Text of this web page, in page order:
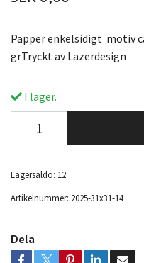
Papper enkelsidigt motiv
grTryckt av Lazerdesign
I lager.
Lagersaldo: 12
Artikelnummer: 2025-31x31-14
Dela